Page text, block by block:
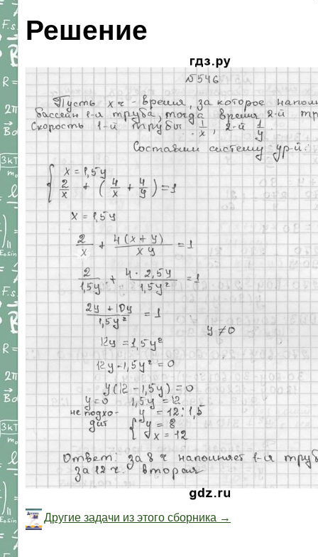
Решение
Другие задачи из этого сборника →